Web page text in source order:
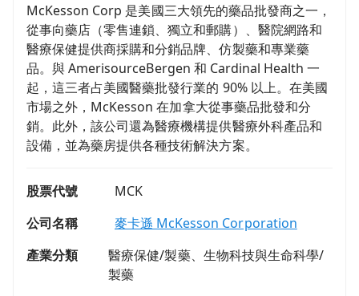
McKesson Corp 是美國三大領先的藥品批發商之一，
從事向藥店（零售連鎖、獨立和郵購）、醫院網路和
醫療保健提供商採購和分銷品牌、仿製藥和專業藥
品。與 AmerisourceBergen 和 Cardinal Health 一
起，這三者占美國醫藥批發行業的 90% 以上。在美國
市場之外，McKesson 在加拿大從事藥品批發和分
銷。此外，該公司還為醫療機構提供醫療外科產品和
設備，並為藥房提供各種技術解決方案。
股票代號
MCK
公司名稱
麥卡遜 McKesson Corporation
產業分類
醫療保健/製藥、生物科技與生命科學/
製藥